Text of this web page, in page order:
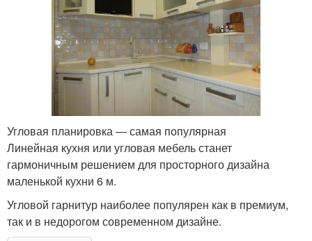
Угловая планировка — самая популярная
Линейная кухня или угловая мебель станет
гармоничным решением для просторного дизайна
маленькой кухни 6 м.
Угловой гарнитур наиболее популярен как в премиум,
так и в недорогом современном дизайне.